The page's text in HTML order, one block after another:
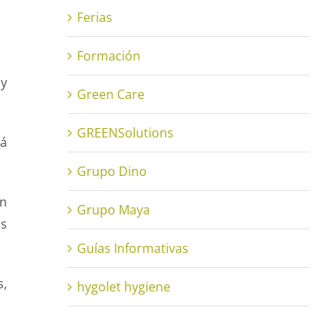
Ferias
Formación
Green Care
GREENSolutions
Grupo Dino
Grupo Maya
Guías Informativas
hygolet hygiene